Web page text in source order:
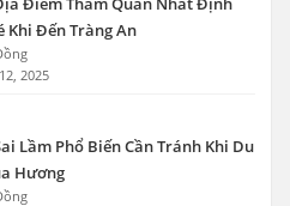
Khi Đến Tràng An
2025
Lầm Phổ Biến Cần Tránh Khi Du
Hương